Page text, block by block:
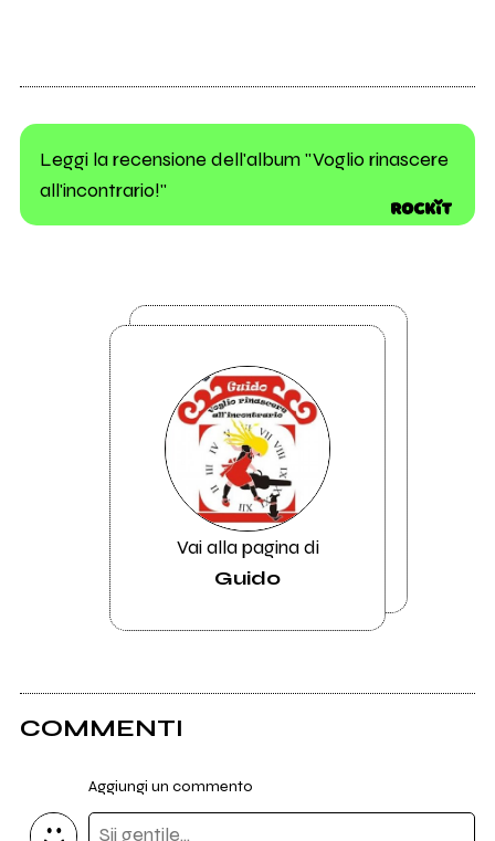
Leggi la recensione dell'album "Voglio rinascere
all'incontrario!"
Vai alla pagina di
Guido
COMMENTI
Aggiungi un commento